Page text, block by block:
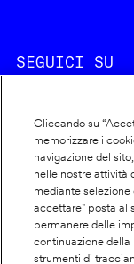
SEGUICI SU
Footer
info
Cookie policy
Dichiarazione di
Privacy
Cliccando su
memorizzare i
navigazione del
nelle nostre attività
mediante selezione
accettare" posta al
permanere delle
continuazione della
strumenti di